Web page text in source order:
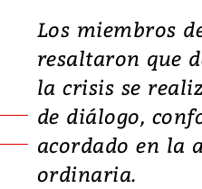
Los miembros
resaltaron que
la crisis se
de diálogo,
acordado en la
ordinaria.